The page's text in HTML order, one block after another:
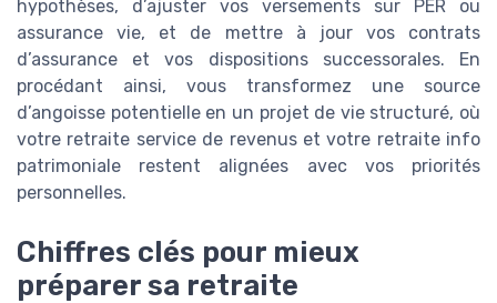
hypothèses, d’ajuster vos versements sur PER ou
assurance vie, et de mettre à jour vos contrats
d’assurance et vos dispositions successorales. En
procédant ainsi, vous transformez une source
d’angoisse potentielle en un projet de vie structuré, où
votre retraite service de revenus et votre retraite info
patrimoniale restent alignées avec vos priorités
personnelles.
Chiffres clés pour mieux
préparer sa retraite